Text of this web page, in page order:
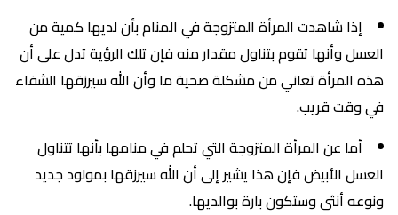
إذا شاهدت المرأة المتزوجة في المنام بأن لديها كمية من
العسل وأنها تقوم بتناول مقدار منه فإن تلك الرؤية تدل على أن
هذه المرأة تعاني من مشكلة صحية ما وأن الله سيرزقها الشفاء
في وقت قريب.
أما عن المرأة المتزوجة التي تحلم في منامها بأنها تتناول
العسل الأبيض فإن هذا يشير إلى أن الله سيرزقها بمولود جديد
ونوعه أنثى وستكون بارة بوالديها.